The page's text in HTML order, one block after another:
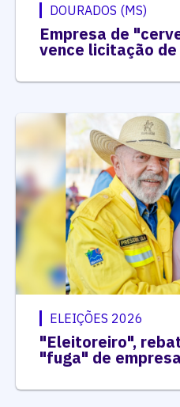
DOURADOS (MS)
Empresa de
vence licitação de
ELEIÇÕES 2026
"Eleitoreiro",
"fuga" de